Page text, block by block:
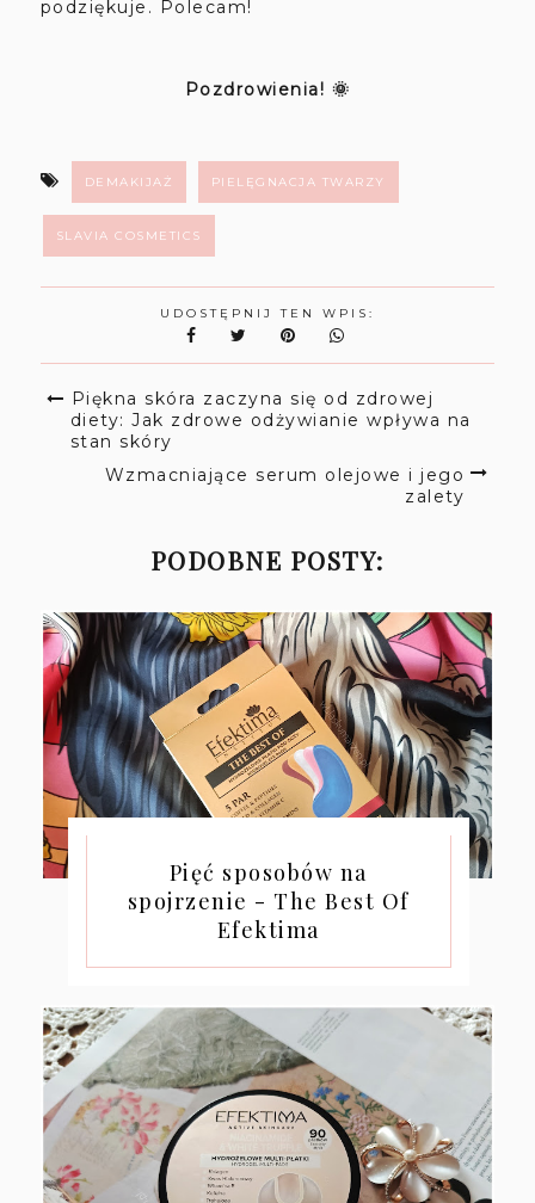
podziękuje. Polecam!
Pozdrowienia! 🌞
DEMAKIJAŻ PIELĘGNACJA TWARZY
SLAVIA COSMETICS
UDOSTĘPNIJ TEN WPIS:
Piękna skóra zaczyna się od zdrowej
diety: Jak zdrowe odżywianie wpływa na
stan skóry
Wzmacniające serum olejowe i jego
zalety
PODOBNE POSTY:
Pięć sposobów na
spojrzenie - The Best Of
Efektima